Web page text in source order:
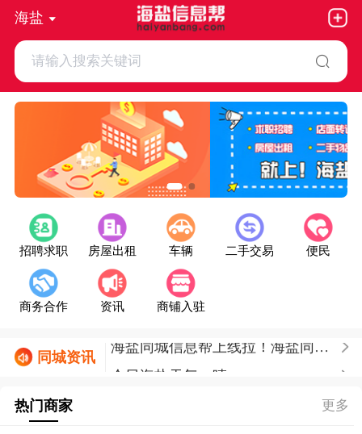
海盐
请输入搜索关键词
招聘求职 房屋出租 车辆 二手交易 便民
商务合作 资讯 商铺入驻
同城资讯
今日海盐天气：晴
热门商家 更多